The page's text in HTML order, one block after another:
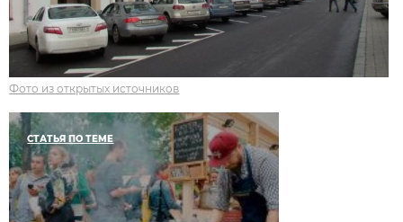
Фото из открытых источников
СТАТЬЯ ПО ТЕМЕ